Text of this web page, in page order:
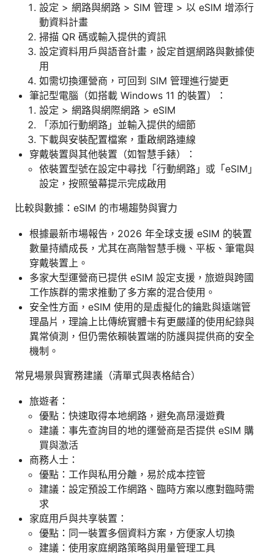
設定 > 網路與網路 > SIM 管理 > 以 eSIM 增添行
動資料計畫
掃描 QR 碼或輸入提供的資訊
設定資料用戶與語音計畫，設定首選網路與數據使
用
如需切換運營商，可回到 SIM 管理進行變更
筆記型電腦（如搭載 Windows 11 的裝置）：
設定 > 網路與網際網路 > eSIM
「添加行動網路」並輸入提供的細節
下載與安裝配置檔案，重啟網路連線
穿戴裝置與其他裝置（如智慧手錶）：
依裝置型號在設定中尋找「行動網路」或「eSIM」
設定，按照螢幕提示完成啟用
比較與數據：eSIM 的市場趨勢與實力
根據最新市場報告，2026 年全球支援 eSIM 的裝置
數量持續成長，尤其在高階智慧手機、平板、筆電與
穿戴裝置上。
多家大型運營商已提供 eSIM 設定支援，旅遊與跨國
工作族群的需求推動了多方案的混合使用。
安全性方面，eSIM 使用的是虛擬化的鑰匙與遠端管
理晶片，理論上比傳統實體卡有更嚴謹的使用紀錄與
異常偵測，但仍需依賴裝置端的防護與提供商的安全
機制。
常見場景與實務建議（清單式與表格結合）
旅遊者：
優點：快速取得本地網路，避免高昂漫遊費
建議：事先查詢目的地的運營商是否提供 eSIM 購
買與激活
商務人士：
優點：工作與私用分離，易於成本控管
建議：設定預設工作網路、臨時方案以應對臨時需
求
家庭用戶與共享裝置：
優點：同一裝置多個資料方案，方便家人切換
建議：使用家庭網路策略與用量管理工具